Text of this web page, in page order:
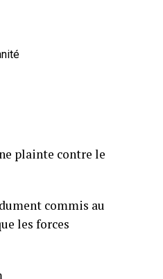
plainte contre le
commis au
les forces